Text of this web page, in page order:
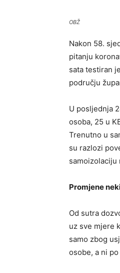
OBŽ
Nakon 58.
pitanju
sata testiran
području
U posljednja
osoba, 25 u
Trenutno u
su razlozi
samoizolaciju
Promjene
Od sutra
uz sve mjere
samo zbog
osobe, a ni